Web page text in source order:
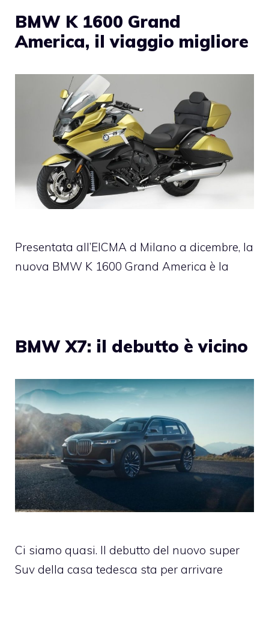
BMW K 1600 Grand
America, il viaggio migliore
Presentata all’EICMA d Milano a dicembre, la
nuova BMW K 1600 Grand America è la
BMW X7: il debutto è vicino
Ci siamo quasi. Il debutto del nuovo super
Suv della casa tedesca sta per arrivare